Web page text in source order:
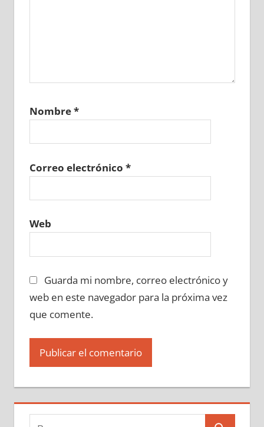
Nombre*
Correo electrónico *
Web
Guarda mi nombre, correo electrónico y
web en este navegador para la próxima vez
que comente.